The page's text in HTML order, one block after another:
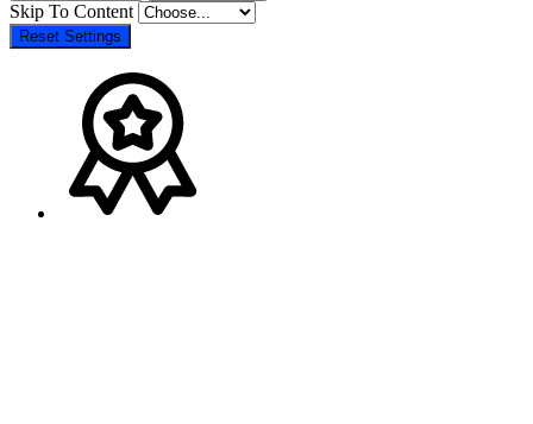
Skip To Content
Reset Settings